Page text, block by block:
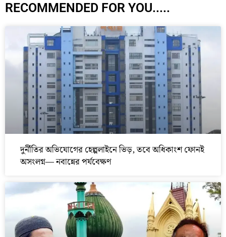
RECOMMENDED FOR YOU.....
দুর্নীতির অভিযোগের হেল্পলাইনে ভিড়, তবে অধিকাংশ ফোনই
অসংলগ্ন— নবান্নের পর্যবেক্ষণ